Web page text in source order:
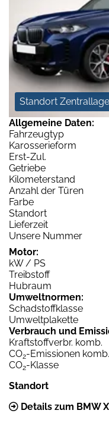
Standort
Allgemeine Daten:
Fahrzeugtyp
Karosserieform
Erst-Zul.
Getriebe
Kilometerstand
Anzahl der Türen
Farbe
Standort
Lieferzeit
Unsere Nummer
Motor:
kW / PS
Treibstoff
Hubraum
Umweltnormen:
Schadstoffklasse
Umweltplakette
Verbrauch und
Kraftstoffverbr. komb.
CO2-Emissionen komb.
CO2-Klasse
Standort
Details zum BMW